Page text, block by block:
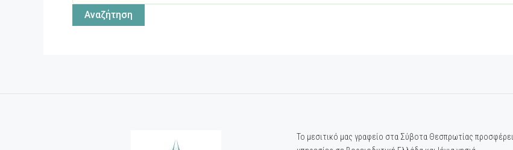
Το μεσιτικό μας γραφείο στα Σύβοτα Θεσπρωτίας προσφέρει